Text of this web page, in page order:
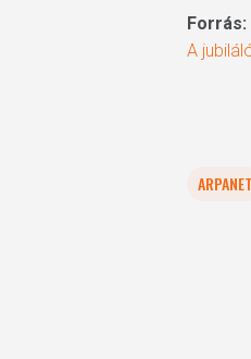
Forrás:
A
ARPANET